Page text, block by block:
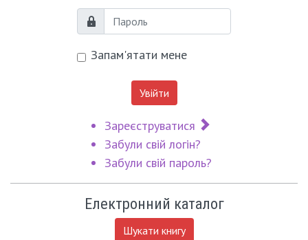
Пароль
Запам'ятати мене
Увійти
Зареєструватися
Забули свій логін?
Забули свій пароль?
Електронний каталог
Шукати книгу